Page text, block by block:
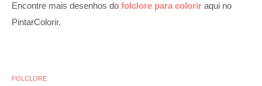
Encontre mais desenhos do folclore para colorir aqui no
PintarColorir.
FOLCLORE